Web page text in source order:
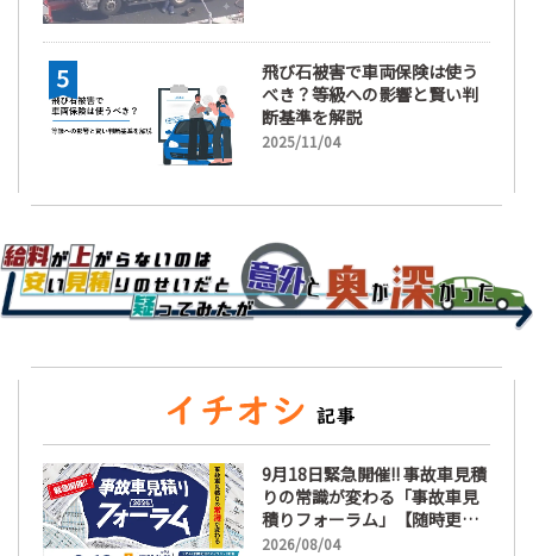
飛び石被害で車両保険は使う
べき？等級への影響と賢い判
断基準を解説
2025/11/04
9月18日緊急開催!! 事故車見積
りの常識が変わる「事故車見
積りフォーラム」【随時更
新】
2026/08/04